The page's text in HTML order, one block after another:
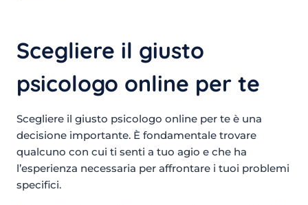
Scegliere il giusto
psicologo online per te
Scegliere il giusto psicologo online per te è una
decisione importante. È fondamentale trovare
qualcuno con cui ti senti a tuo agio e che ha
l’esperienza necessaria per affrontare i tuoi problemi
specifici.